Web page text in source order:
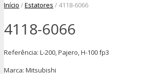
Início /Estatores / 4118-6066
4118-6066
Referência: L-200, Pajero, H-100 fp3
Marca: Mitsubishi